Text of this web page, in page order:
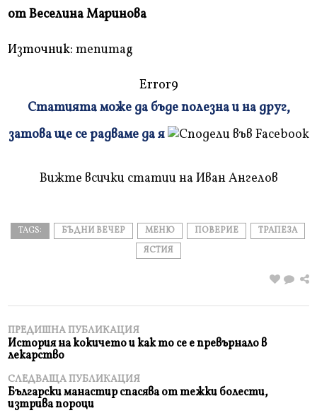
от Веселина Маринова
Източник: menumag
Error9
и
Статията може да бъде полезна и на друг,
затова ще се радваме да я
Вижте всички статии на Иван Ангелов
TAGS: БЪДНИ ВЕЧЕР МЕНЮ ПОВЕРИЕ
ТРАПЕЗА
ЯСТИЯ
ПРЕДИШНА ПУБЛИКАЦИЯ
История на кокичето и как то се е превърнало в
лекарство
СЛЕДВАЩА ПУБЛИКАЦИЯ
Български манастир спасява от тежки болести,
изтрива пороци